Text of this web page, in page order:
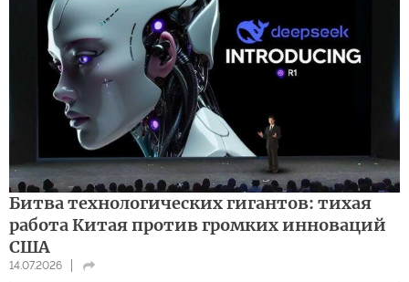
Битва технологических гигантов: тихая
работа Китая против громких инноваций
США
14.07.2026